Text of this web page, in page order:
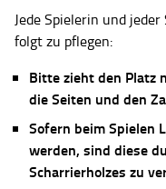
Jede Spielerin und
folgt zu pflegen:
Bitte zieht den Platz
die Seiten und den
Sofern beim Spielen
werden, sind diese
Scharrierholzes zu